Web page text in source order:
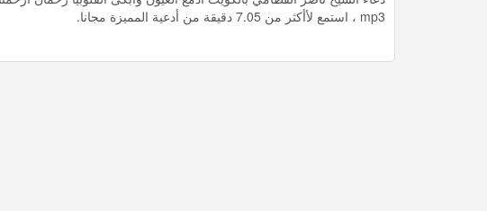
mp3 ، استمع لأأكثر من 7.05 دقيقة من أدعية المميزة مجانا.